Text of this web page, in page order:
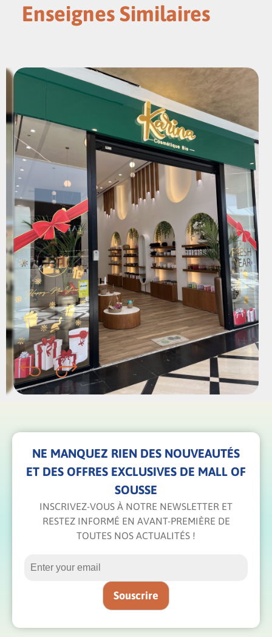
Enseignes Similaires
NE MANQUEZ RIEN DES NOUVEAUTÉS
ET DES OFFRES EXCLUSIVES DE MALL OF
SOUSSE
INSCRIVEZ-VOUS À NOTRE NEWSLETTER ET
RESTEZ INFORMÉ EN AVANT-PREMIÈRE DE
TOUTES NOS ACTUALITÉS !